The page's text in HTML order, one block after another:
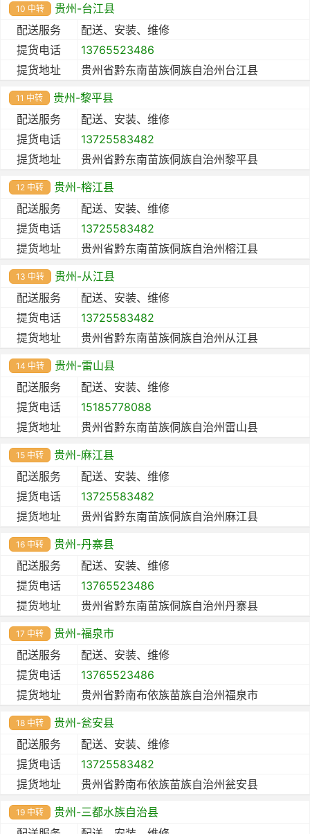
10 中转
贵州-台江县
配送服务
配送、安装、维修
提货电话
13765523486
提货地址
贵州省黔东南苗族侗族自治州台江县
11 中转
贵州-黎平县
配送服务
配送、安装、维修
提货电话
13725583482
提货地址
贵州省黔东南苗族侗族自治州黎平县
12 中转
贵州-榕江县
配送服务
配送、安装、维修
提货电话
13725583482
提货地址
贵州省黔东南苗族侗族自治州榕江县
13 中转
贵州-从江县
配送服务
配送、安装、维修
提货电话
13725583482
提货地址
贵州省黔东南苗族侗族自治州从江县
14 中转
贵州-雷山县
配送服务
配送、安装、维修
提货电话
15185778088
提货地址
贵州省黔东南苗族侗族自治州雷山县
15 中转
贵州-麻江县
配送服务
配送、安装、维修
提货电话
13725583482
提货地址
贵州省黔东南苗族侗族自治州麻江县
16 中转
贵州-丹寨县
配送服务
配送、安装、维修
提货电话
13765523486
提货地址
贵州省黔东南苗族侗族自治州丹寨县
17 中转
贵州-福泉市
配送服务
配送、安装、维修
提货电话
13765523486
提货地址
贵州省黔南布依族苗族自治州福泉市
18 中转
贵州-瓮安县
配送服务
配送、安装、维修
提货电话
13725583482
提货地址
贵州省黔南布依族苗族自治州瓮安县
19 中转
贵州-三都水族自治县